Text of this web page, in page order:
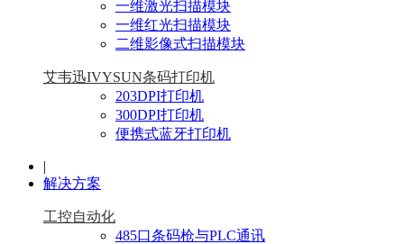
一维激光扫描模块
一维红光扫描模块
二维影像式扫描模块
艾韦迅IVYSUN条码打印机
203DPI打印机
300DPI打印机
便携式蓝牙打印机
|
解决方案
工控自动化
485口条码枪与PLC通讯